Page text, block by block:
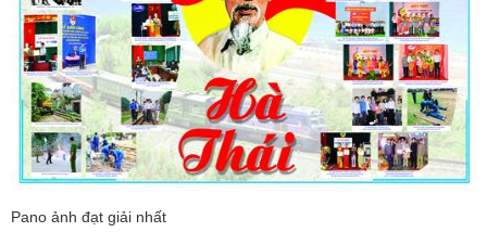
Pano ảnh đạt giải nhất